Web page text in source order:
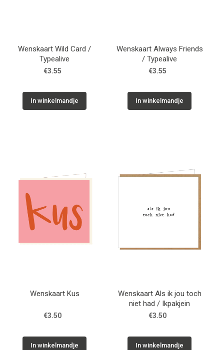
FOOD
GREEN LIVING
KIDS
Wenskaart Wild Card /
Typealive
€3.55
In winkelmandje
Wenskaart Always Friends
/ Typealive
€3.55
In winkelmandje
Wenskaart Kus
€3.50
In winkelmandje
Wenskaart Als ik jou toch
niet had / Ikpakjein
€3.50
In winkelmandje